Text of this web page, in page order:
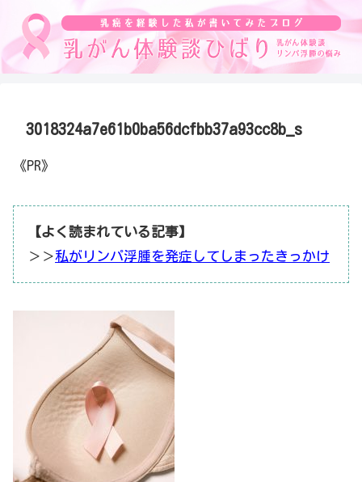
3018324a7e61b0ba56dcfbb37a93cc8b_s
《PR》
【よく読まれている記事】
＞＞私がリンパ浮腫を発症してしまったきっかけ